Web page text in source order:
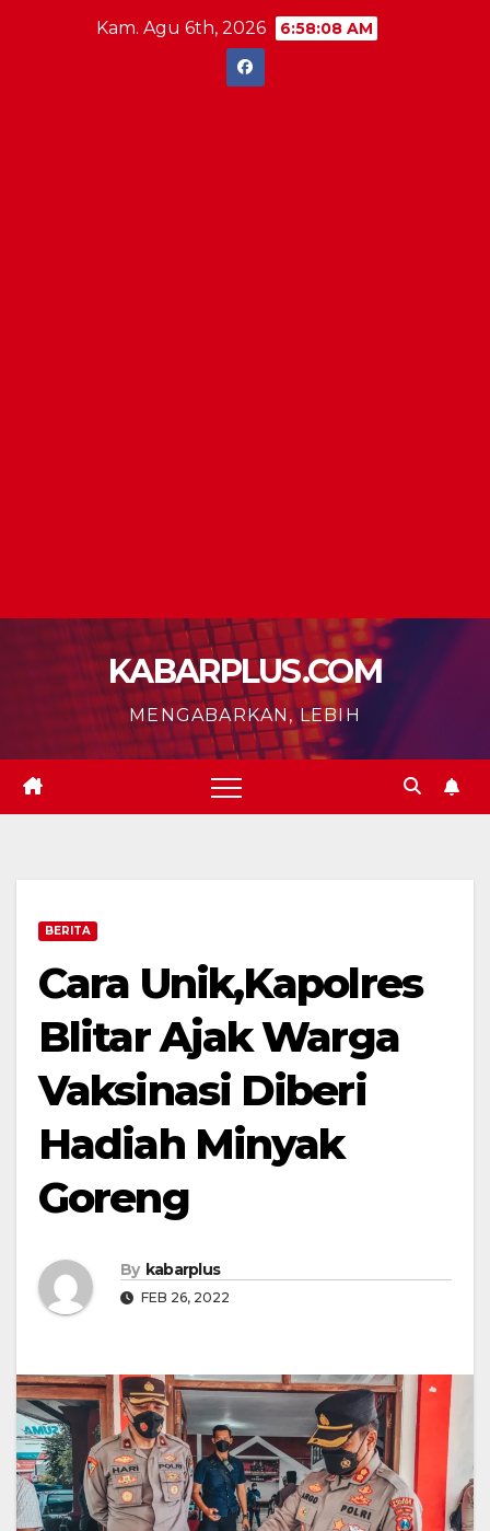
Kam. Agu 6th, 2026 6:58:09 AM
KABARPLUS.COM
MENGABARKAN, LEBIH
BERITA
Cara Unik,Kapolres
Blitar Ajak Warga
Vaksinasi Diberi
Hadiah Minyak
Goreng
By kabarplus
FEB 26, 2022